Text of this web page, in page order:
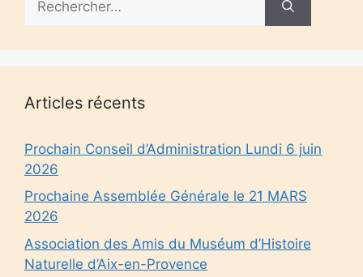
Articles récents
Prochain Conseil d’Administration Lundi 6 juin
2026
Prochaine Assemblée Générale le 21 MARS
2026
Association des Amis du Muséum d’Histoire
Naturelle d’Aix-en-Provence